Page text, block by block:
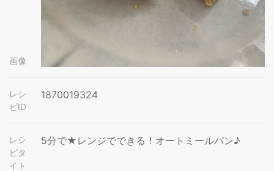
画像
レシ
ピID
1870019324
レシ
ピタ
イト
5分で★レンジでできる！オートミールパン♪